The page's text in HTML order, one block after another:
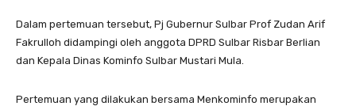
Dalam pertemuan tersebut, Pj Gubernur Sulbar Prof Zudan Arif
Fakrulloh didampingi oleh anggota DPRD Sulbar Risbar Berlian
dan Kepala Dinas Kominfo Sulbar Mustari Mula.
Pertemuan yang dilakukan bersama Menkominfo merupakan